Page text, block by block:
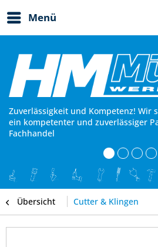
Menü
Zuverlässigkeit und Kompetenz! Wir
ein kompetenter und zuverlässiger
Fachhandel
Übersicht Cutter & Klingen